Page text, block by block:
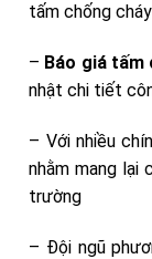
tấm chống
– Báo giá tấm
nhật chi tiết
– Với nhiều
nhằm mang lại
trường
– Đội ngũ